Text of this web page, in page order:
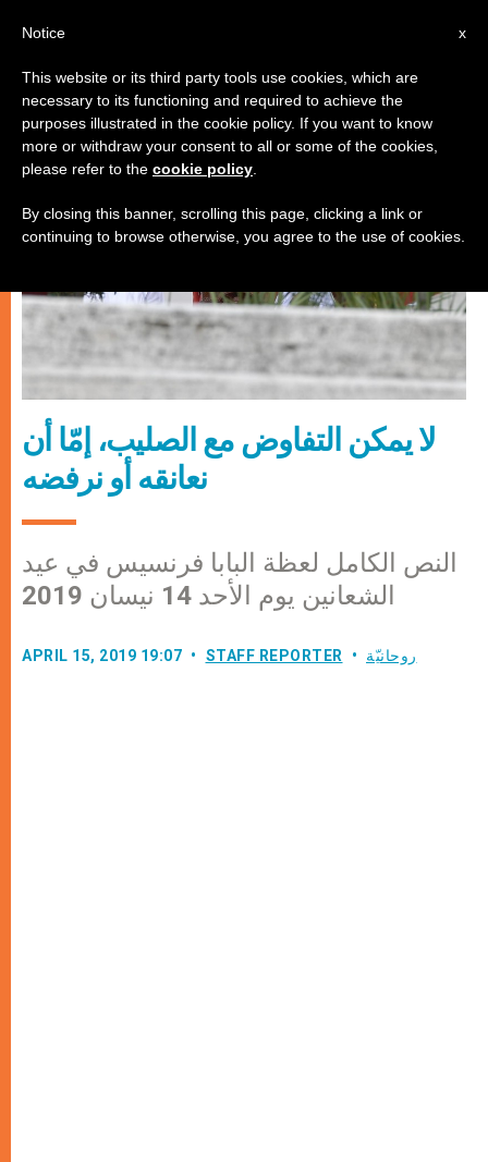
روحانيّة
لا يمكن التفاوض مع الصليب، إمّا أن
نعانقه أو نرفضه
النص الكامل لعظة البابا فرنسيس في عيد
الشعانين يوم الأحد 14 نيسان 2019
APRIL 15, 2019 19:07 STAFF REPORTER روحانيّة
x
Notice
This website or its third party tools use cookies, which are
necessary to its functioning and required to achieve the
purposes illustrated in the cookie policy. If you want to know
more or withdraw your consent to all or some of the cookies,
please refer to the cookie policy
By closing this banner, scrolling this page, clicking a link or
continuing to browse otherwise, you agree to the use of cookies.